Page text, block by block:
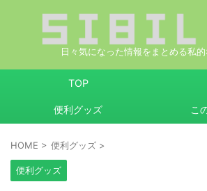
日々気になった情報をまとめる私
TOP
便利グッズ こ
HOME > 便利グッズ >
便利グッズ